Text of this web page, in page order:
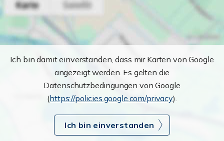
Ich bin damit einverstanden, dass mir Karten von Google
angezeigt werden. Es gelten die
Datenschutzbedingungen von Google
(https://policies.google.com/privacy).
Ich bin einverstanden